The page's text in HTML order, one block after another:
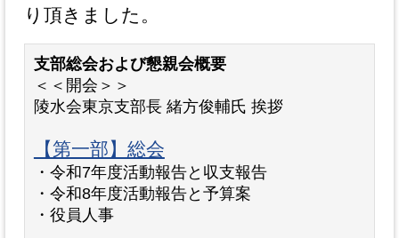
り頂きました。
支部総会および懇親会概要
＜＜開会＞＞
陵水会東京支部長 緒方俊輔氏 挨拶
【第一部】総会
・令和7年度活動報告と収支報告
・令和8年度活動報告と予算案
・役員人事